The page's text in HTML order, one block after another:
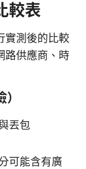
較表
實測後的比較
路供應商、時
丟包
可能含有廣